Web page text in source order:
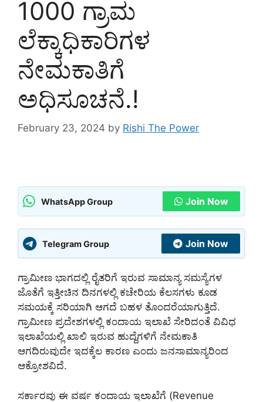
1000 ಗ್ರಾಮ
ಲೆಕ್ಕಾಧಿಕಾರಿಗಳ
ನೇಮಕಾತಿಗೆ
ಅಧಿಸೂಚನೆ.!
February 23, 2024 by Rishi The Power
WhatsApp Group Join Now
Telegram Group Join Now
ಗ್ರಾಮೀಣ ಭಾಗದಲ್ಲಿ ರೈತರಿಗೆ ಇರುವ ಸಾಮಾನ್ಯ ಸಮಸ್ಯೆಗಳ
ಜೊತೆಗೆ ಇತ್ತೀಚಿನ ದಿನಗಳಲ್ಲಿ ಕಚೇರಿಯ ಕೆಲಸಗಳು ಕೂಡ
ಸಮಯಕ್ಕೆ ಸರಿಯಾಗಿ ಆಗದೆ ಬಹಳ ತೊಂದರೆಯಾಗುತ್ತಿದೆ.
ಗ್ರಾಮೀಣ ಪ್ರದೇಶಗಳಲ್ಲಿ ಕಂದಾಯ ಇಲಾಖೆ ಸೇರಿದಂತೆ ವಿವಿಧ
ಇಲಾಖೆಯಲ್ಲಿ ಖಾಲಿ ಇರುವ ಹುದ್ದೆಗಳಿಗೆ ನೇಮಕಾತಿ
ಆಗದಿರುವುದೇ ಇದಕ್ಕೆಲ ಕಾರಣ ಎಂದು ಜನಸಾಮಾನ್ಯರಿಂದ
ಆಕ್ರೋಶವಿದೆ.
ಸರ್ಕಾರವು ಈ ವರ್ಷ ಕಂದಾಯ ಇಲಾಖೆಗೆ (Revenue